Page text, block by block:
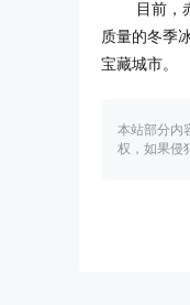
目前，
质量的冬季
宝藏城市。
本站部分内
权，如果侵